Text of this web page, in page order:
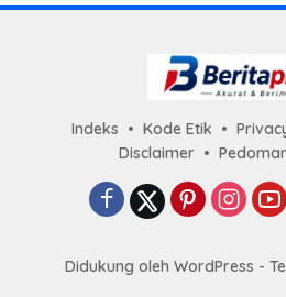
Indeks Kode Etik
Disclaimer
Didukung oleh WordPress -